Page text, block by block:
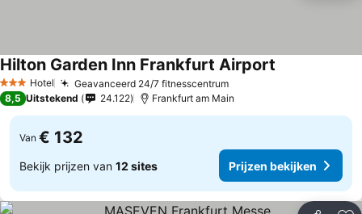
3 SterrenHotel Geavanceerd 24/7 fitnesscentrumPrijzen bekijken
Hilton Garden Inn Frankfurt Airport
8,5 Uitstekend 24.122 Frankfurt am Main
Van € 132
Bekijk prijzen van 12 sites Prijzen bekijken